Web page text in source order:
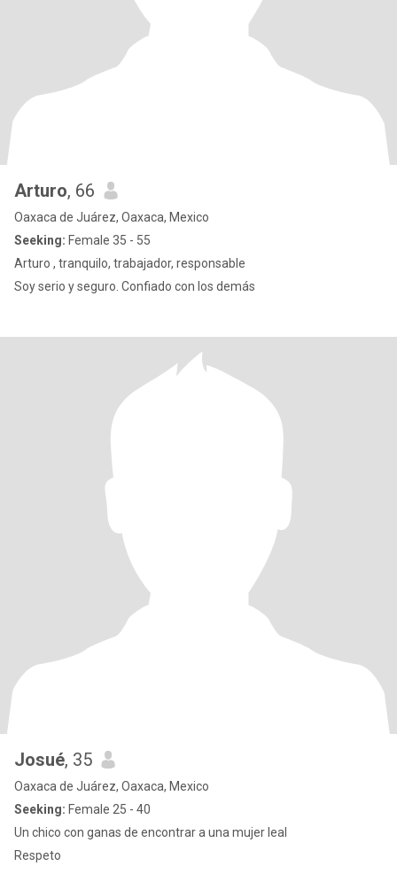
Arturo, 66
Oaxaca de Juárez, Oaxaca, Mexico
Seeking: Female 35 - 55
Arturo , tranquilo, trabajador, responsable
Soy serio y seguro. Confiado con los demás
Josué, 35
Oaxaca de Juárez, Oaxaca, Mexico
Seeking: Female 25 - 40
Un chico con ganas de encontrar a una mujer leal
Respeto